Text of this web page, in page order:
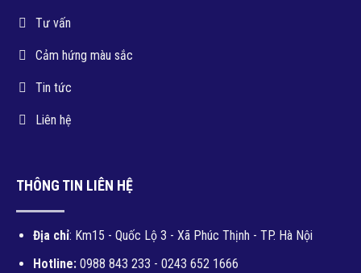
Tư vấn
Cảm hứng màu sắc
Tin tức
Liên hệ
THÔNG TIN LIÊN HỆ
Địa chỉ: Km15 - Quốc Lộ 3 - Xã Phúc Thịnh - TP. Hà Nội
Hotline: 0988 843 233 - 0243 652 1666